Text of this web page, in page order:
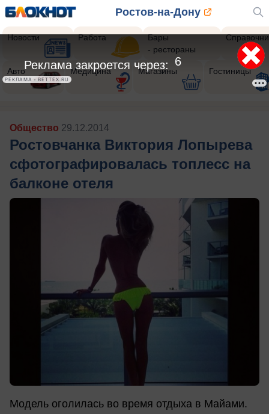
Ростов-на-Дону
Новости Работа
Бары
- рестораны
Авто Медицина Магазины Гостиницы
Общество 29.12.2014
Ростовчанка Виктория Лопырева
сфотографировалась топлесс на
балконе отеля
Модель оголилась во время отдыха в Майами.
5
Реклама закроется через:
РЕКЛАМА • BETTEX.RU